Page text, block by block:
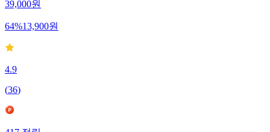
39,000원
64%13,900원
4.9
(36)